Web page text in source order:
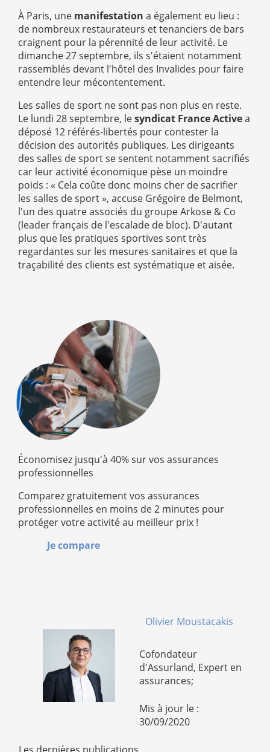
À Paris, une manifestation a également eu lieu :
de nombreux restaurateurs et tenanciers de bars
craignent pour la pérennité de leur activité. Le
dimanche 27 septembre, ils s'étaient notamment
rassemblés devant l'hôtel des Invalides pour faire
entendre leur mécontentement.
Les salles de sport ne sont pas non plus en reste.
Le lundi 28 septembre, lesyndicat France Activea
déposé 12 référés-libertés pour contester la
décision des autorités publiques. Les dirigeants
des salles de sport se sentent notamment sacrifiés
car leur activité économique pèse un moindre
poids : « Cela coûte donc moins cher de sacrifier
les salles de sport », accuse Grégoire de Belmont,
l'un des quatre associés du groupe Arkose & Co
(leader français de l'escalade de bloc). D'autant
plus que les pratiques sportives sont très
regardantes sur les mesures sanitaires et que la
traçabilité des clients est systématique et aisée.
Économisez jusqu'à 40% sur vos assurances
professionnelles
Comparez gratuitement vos assurances
professionnelles en moins de 2 minutes pour
protéger votre activité au meilleur prix !
Je compare
Olivier Moustacakis
Cofondateur
d'Assurland, Expert en
assurances;
Mis à jour le :
30/09/2020